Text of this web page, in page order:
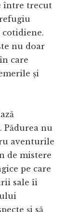
între trecut
nu doar
care
și
nu
aventurile
de mistere
pe care
sale îi
și să